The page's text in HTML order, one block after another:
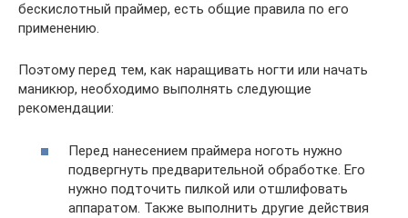
бескислотный праймер, есть общие правила по его
применению.
Поэтому перед тем, как наращивать ногти или начать
маникюр, необходимо выполнять следующие
рекомендации:
Перед нанесением праймера ноготь нужно
подвергнуть предварительной обработке. Его
нужно подточить пилкой или отшлифовать
аппаратом. Также выполнить другие действия